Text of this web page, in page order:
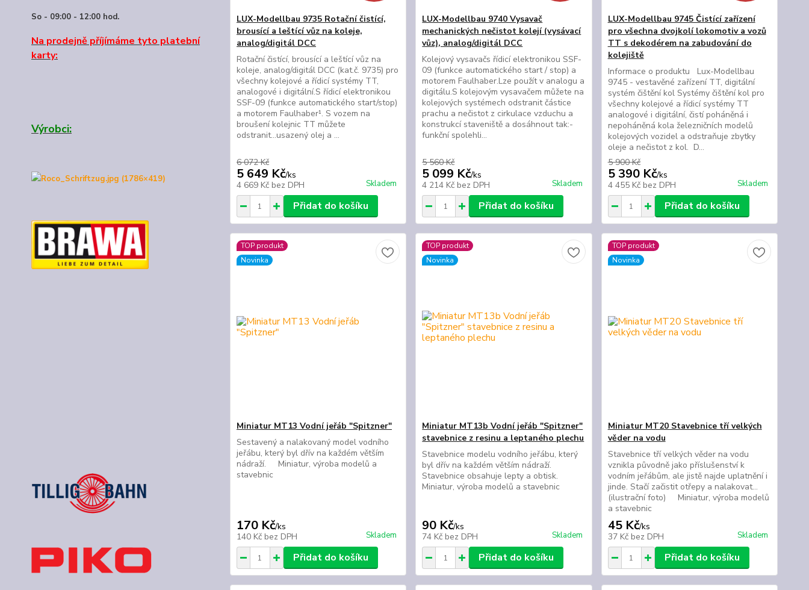
So - 09:00 - 12:00 hod.
Na prodejně příjímáme tyto platební
karty:
Výrobci:
LUX-Modellbau 9735 Rotační čistící,
brousící a leštící vůz na koleje,
analog/digitál DCC
Rotační čistící, brousící a leštící vůz na
koleje, analog/digitál DCC (kat.č. 9735) pro
všechny kolejové a řídicí systémy TT,
analogové i digitální.S řídicí elektronikou
SSF-09 (funkce automatického start/stop)
a motorem Faulhaber¹. S vozem na
broušení kolejnic TT můžete
odstranit...usazený olej a ...
6 072 Kč
5 649 Kč/ks
4 669 Kč bez DPH Skladem
Přidat do košíku
LUX-Modellbau 9740 Vysavač
mechanických nečistot kolejí (vysávací
vůz), analog/digitál DCC
Kolejový vysavačs řídicí elektronikou SSF-
09 (funkce automatického start / stop) a
motorem Faulhaber.Lze použít v analogu a
digitálu.S kolejovým vysavačem můžete na
kolejových systémech odstranit částice
prachu a nečistot z cirkulace vzduchu a
konstrukcí staveniště a dosáhnout tak:-
funkční spolehli...
5 560 Kč
5 099 Kč/ks
4 214 Kč bez DPH Skladem
Přidat do košíku
LUX-Modellbau 9745 Čistící zařízení
pro všechna dvojkolí lokomotiv a vozů
TT s dekodérem na zabudování do
kolejiště
Informace o produktu Lux-Modellbau
9745 - vestavěné zařízení TT, digitální
systém čištění kol Systémy čištění kol pro
všechny kolejové a řídicí systémy TT
analogové i digitální, čistí poháněná i
nepoháněná kola železničních modelů
kolejových vozidel a odstraňuje zbytky
oleje a nečistot z kol. D...
5 900 Kč
5 390 Kč/ks
4 455 Kč bez DPH Skladem
Přidat do košíku
TOP produkt
Novinka
Miniatur MT13 Vodní jeřáb "Spitzner"
Sestavený a nalakovaný model vodního
jeřábu, který byl dřív na každém větším
nádraží. Miniatur, výroba modelů a
stavebnic
170 Kč/ks
140 Kč bez DPH Skladem
Přidat do košíku
TOP produkt
Novinka
Miniatur MT13b Vodní jeřáb "Spitzner"
stavebnice z resinu a leptaného plechu
Stavebnice modelu vodního jeřábu, který
byl dřív na každém větším nádraží.
Stavebnice obsahuje lepty a obtisk.
Miniatur, výroba modelů a stavebnic
90 Kč/ks
74 Kč bez DPH Skladem
Přidat do košíku
TOP produkt
Novinka
Miniatur MT20 Stavebnice tří velkých
věder na vodu
Stavebnice tří velkých věder na vodu
vznikla původně jako příslušenství k
vodním jeřábům, ale jistě najde uplatnění i
jinde. Stačí začistit otřepy a nalakovat...
(ilustrační foto) Miniatur, výroba modelů
a stavebnic
45 Kč/ks
37 Kč bez DPH Skladem
Přidat do košíku